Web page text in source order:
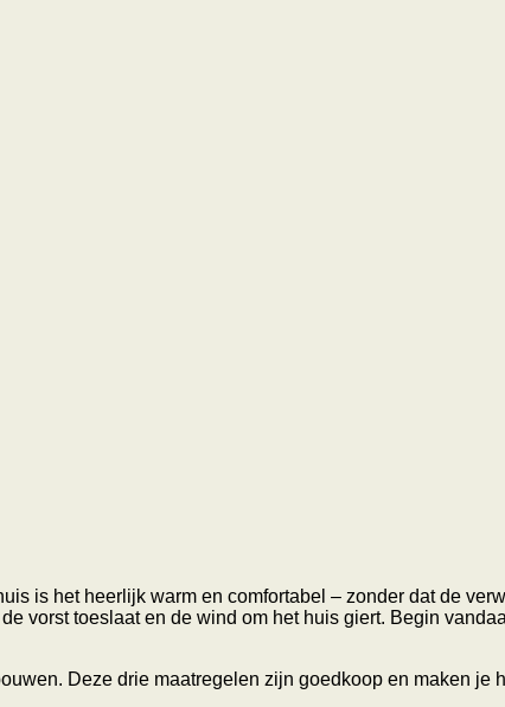
is het heerlijk warm en comfortabel – zonder dat de
vorst toeslaat en de wind om het huis giert. Begin
Deze drie maatregelen zijn goedkoop en maken je